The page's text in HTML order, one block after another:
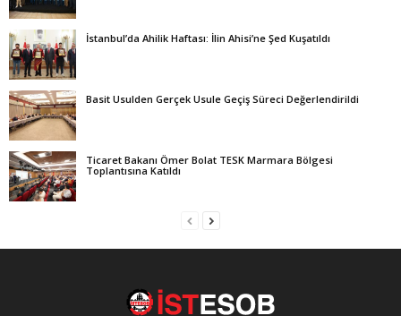
İstanbul’da Ahilik Haftası: İlin Ahisi’ne Şed Kuşatıldı
Basit Usulden Gerçek Usule Geçiş Süreci Değerlendirildi
Ticaret Bakanı Ömer Bolat TESK Marmara Bölgesi
Toplantısına Katıldı